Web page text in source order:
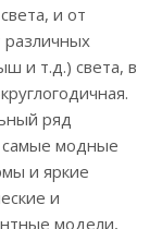
и от
и т.д.) света, в
ряд
модные
и яркие
и
модели,